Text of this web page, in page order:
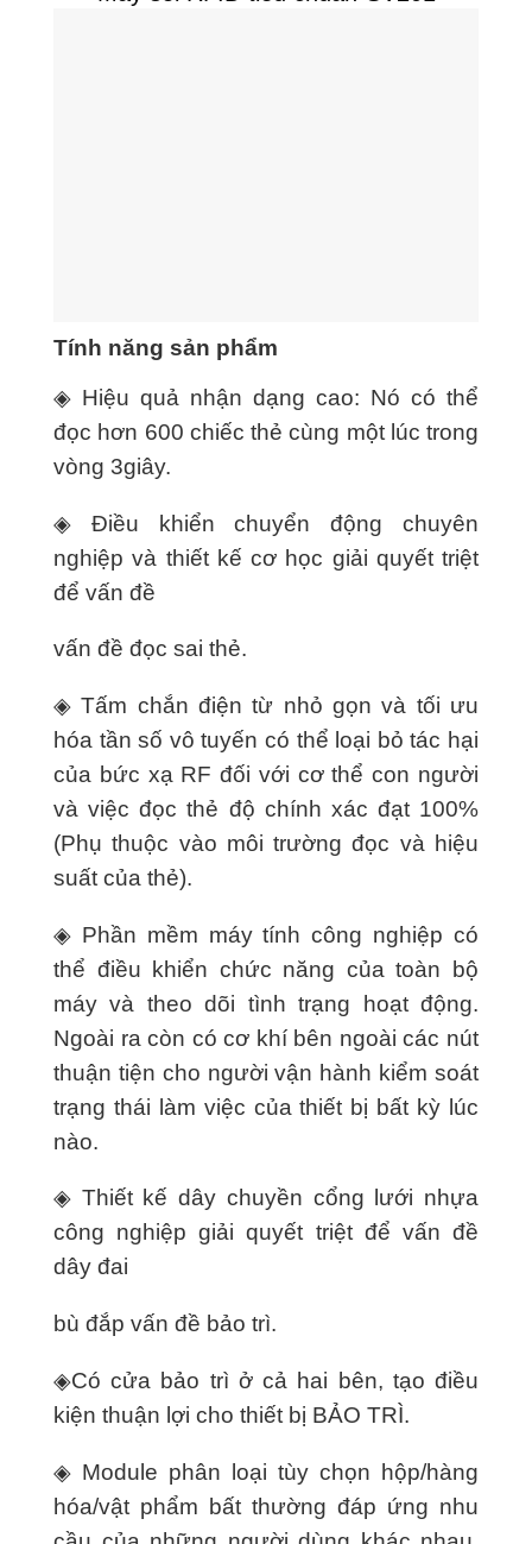
Tính năng sản phẩm
◈ Hiệu quả nhận dạng cao: Nó có thể
đọc hơn 600 chiếc thẻ cùng một lúc trong
vòng 3giây.
◈ Điều khiển chuyển động chuyên
nghiệp và thiết kế cơ học giải quyết triệt
để vấn đề
vấn đề đọc sai thẻ.
◈ Tấm chắn điện từ nhỏ gọn và tối ưu
hóa tần số vô tuyến có thể loại bỏ tác hại
của bức xạ RF đối với cơ thể con người
và việc đọc thẻ độ chính xác đạt 100%
(Phụ thuộc vào môi trường đọc và hiệu
suất của thẻ).
◈ Phần mềm máy tính công nghiệp có
thể điều khiển chức năng của toàn bộ
máy và theo dõi tình trạng hoạt động.
Ngoài ra còn có cơ khí bên ngoài các nút
thuận tiện cho người vận hành kiểm soát
trạng thái làm việc của thiết bị bất kỳ lúc
nào.
◈ Thiết kế dây chuyền cổng lưới nhựa
công nghiệp giải quyết triệt để vấn đề
dây đai
bù đắp vấn đề bảo trì.
◈Có cửa bảo trì ở cả hai bên, tạo điều
kiện thuận lợi cho thiết bị BẢO TRÌ.
◈ Module phân loại tùy chọn hộp/hàng
hóa/vật phẩm bất thường đáp ứng nhu